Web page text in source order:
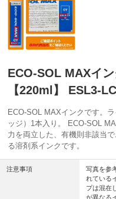
ECO-SOL MAXイン
【220ml】 ESL3-LC
ECO-SOL MAXインクです。
ッジ）1本入り。 ECO-SOL
力を両立した、有機則非該当
る溶剤系インクです。
注意事項
写真を参
れている
プは混在
が異なる